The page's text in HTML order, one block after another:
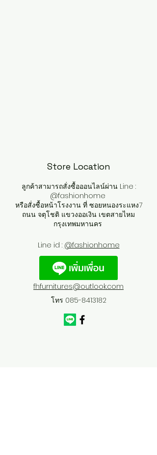
Store Location
ลูกค้าสามารถสั่งซื้อออนไลน์ผ่าน Line :
@fashionhome
หรือสั่งซื้อหน้าโรงงาน ที่ ซอยหนองระแหง7
ถนน จตุโชติ แขวงออเงิน เขตสายไหม
กรุงเทพมหานคร
Line id : @fashionhome
fhfurnitures@outlook.com
โทร 085-8413182